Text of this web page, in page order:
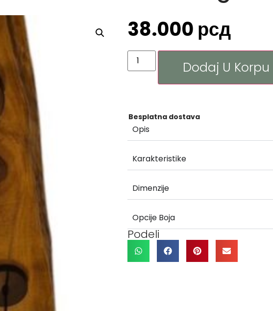
38.000 рсд
Dodaj U Korpu
Besplatna dostava
Opis
Karakteristike
Dimenzije
Opcije Boja
Podeli